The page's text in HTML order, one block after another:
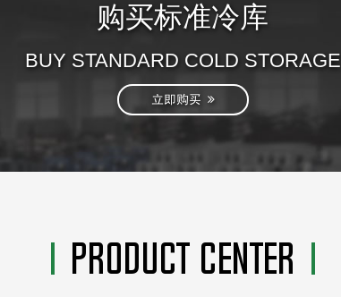
购买标准冷库
BUY STANDARD COLD STORAGE
立即购买
PRODUCT CENTER